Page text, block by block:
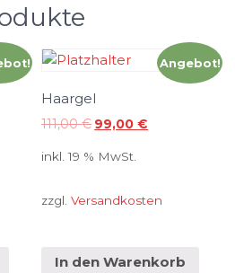
Angebot!
Haargel
111,00€ 99,00€
inkl. 19 % MwSt.
zzgl.Versandkosten
In den Warenkorb